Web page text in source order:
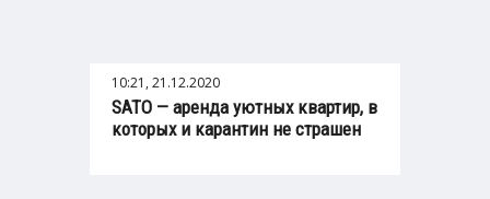
10:21, 21.12.2020
SATO — аренда уютных квартир, в
которых и карантин не страшен